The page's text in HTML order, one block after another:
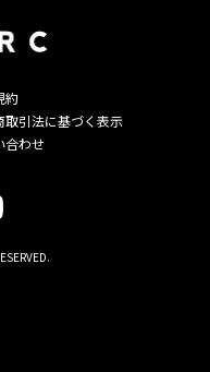
約
取引法に基づく表示
合わせ